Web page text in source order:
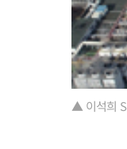
▲ 이석희